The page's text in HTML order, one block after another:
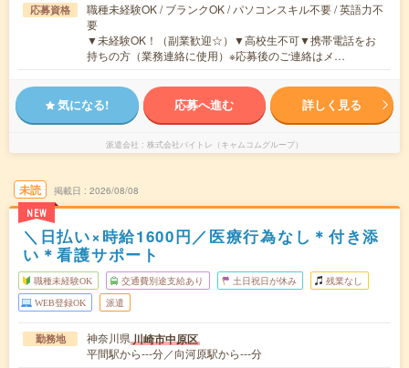
応募資格
職種未経験OK / ブランクOK / パソコンスキル不要 / 英語力不
要
▼未経験OK！（副業歓迎☆）▼高校生不可▼携帯電話をお
持ちの方（業務連絡に使用）※応募後のご連絡はメ…
気になる! 応募へ進む 詳しく見る
派遣会社 株式会社バイトレ（キャムコムグループ）
未読
NEW
掲載日 2026/08/08
＼日払い×時給1600円／医療行為なし＊付き添
い＊看護サポート
職種未経験OK 交通費別途支給あり 土日祝日が休み 残業なし
WEB登録OK 派遣
勤務地 神奈川県川崎市中原区
平間駅から---分／向河原駅から---分